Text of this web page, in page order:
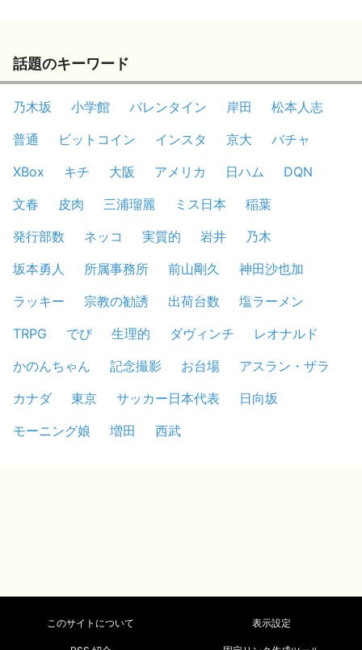
話題のキーワード
乃木坂 小学館 バレンタイン 岸田
松本人志
普通
ビットコイン インスタ 京大
バチャ
XBox
キチ 大阪 アメリカ 日ハム
DQN
文春
皮肉 三浦瑠麗 ミス日本
稲葉
発行部数
ネッコ 実質的 岩井
乃木
坂本勇人
所属事務所 前山剛久
神田沙也加
ラッキー
宗教の勧誘 出荷台数
塩ラーメン
TRPG
でび 生理的 ダヴィンチ
レオナルド
かのんちゃん
記念撮影 お台場
アスラン・ザラ
カナダ
東京 サッカー日本代表
日向坂
モーニング娘
増田 西武
このサイトについて 表示設定